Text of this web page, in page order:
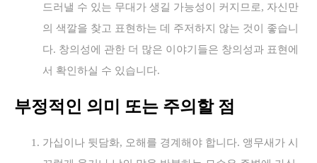
드러낼 수 있는 무대가 생길 가능성이 커지므로, 자신만
의 색깔을 찾고 표현하는 데 주저하지 않는 것이 좋습니
다. 창의성에 관한 더 많은 이야기들은 창의성과 표현에
서 확인하실 수 있습니다.
부정적인 의미 또는 주의할 점
가십이나 뒷담화, 오해를 경계해야 합니다. 앵무새가 시